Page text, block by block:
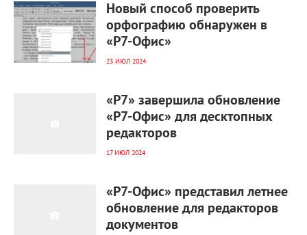
Новый способ проверить
орфографию обнаружен в
«Р7-Офис»
23 ИЮЛ 2024
«Р7» завершила обновление
«Р7-Офис» для десктопных
редакторов
17 ИЮЛ 2024
«Р7-Офис» представил летнее
обновление для редакторов
документов